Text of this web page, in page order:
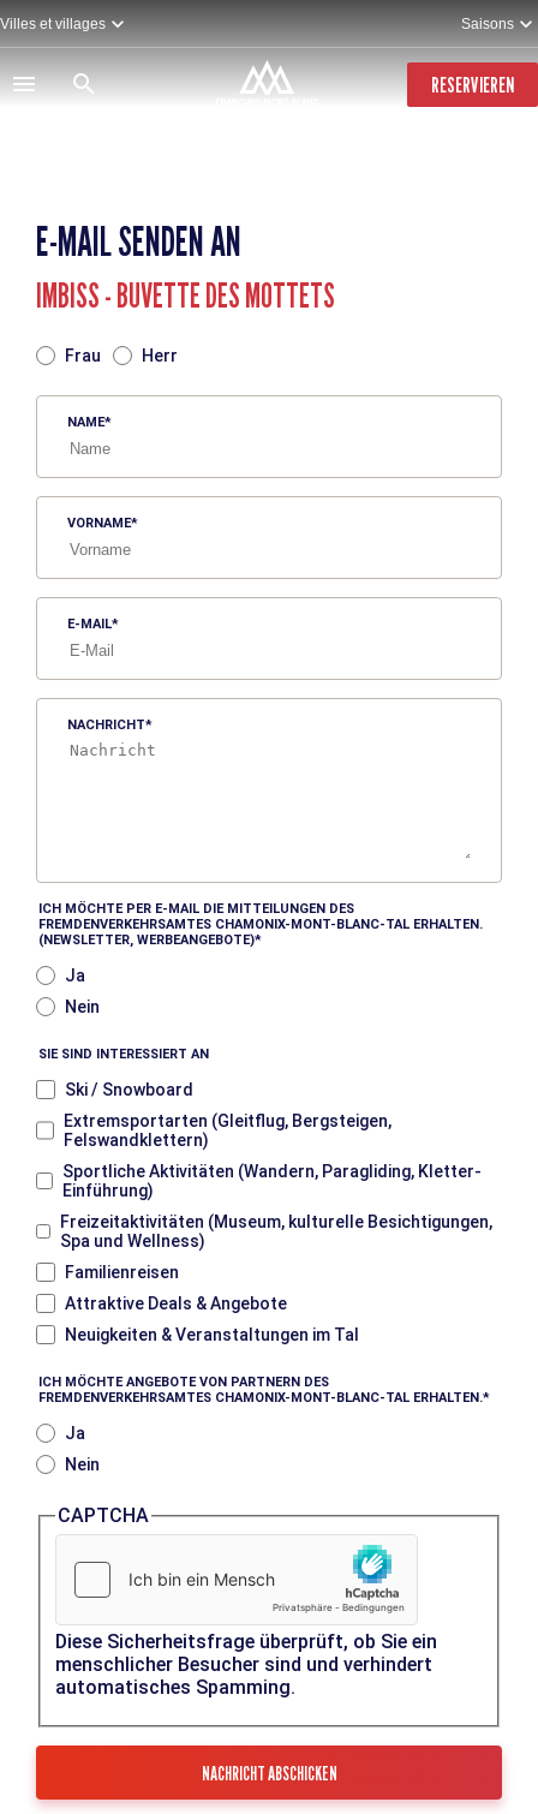
Direkt
zum
Inhalt
Villes et villages Saisons
RESERVIEREN
E-MAIL SENDEN AN
IMBISS - BUVETTE DES MOTTETS
Frau Herr
NAME
VORNAME
E-MAIL
NACHRICHT
ICH MÖCHTE PER E-MAIL DIE MITTEILUNGEN DES
FREMDENVERKEHRSAMTES CHAMONIX-MONT-BLANC-TAL ERHALTEN.
(NEWSLETTER, WERBEANGEBOTE)
Ja
Nein
SIE SIND INTERESSIERT AN
Ski / Snowboard
Extremsportarten (Gleitflug, Bergsteigen,
Felswandklettern)
Sportliche Aktivitäten (Wandern, Paragliding, Kletter-
Einführung)
Freizeitaktivitäten (Museum, kulturelle Besichtigungen,
Spa und Wellness)
Familienreisen
Attraktive Deals & Angebote
Neuigkeiten & Veranstaltungen im Tal
ICH MÖCHTE ANGEBOTE VON PARTNERN DES
FREMDENVERKEHRSAMTES CHAMONIX-MONT-BLANC-TAL ERHALTEN.
Ja
Nein
CAPTCHA
Diese Sicherheitsfrage überprüft, ob Sie ein
menschlicher Besucher sind und verhindert
automatisches Spamming.